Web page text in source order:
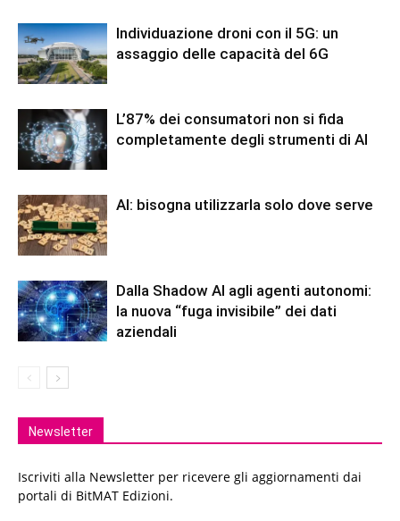
Individuazione droni con il 5G: un
assaggio delle capacità del 6G
L’87% dei consumatori non si fida
completamente degli strumenti di AI
AI: bisogna utilizzarla solo dove serve
Dalla Shadow AI agli agenti autonomi:
la nuova “fuga invisibile” dei dati
aziendali
Newsletter
Iscriviti alla Newsletter per ricevere gli aggiornamenti dai
portali di BitMAT Edizioni.